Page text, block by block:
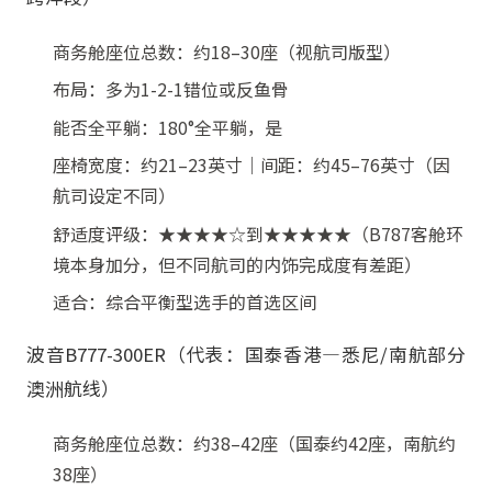
商务舱座位总数：约18–30座（视航司版型）
布局：多为1-2-1错位或反鱼骨
能否全平躺：180°全平躺，是
座椅宽度：约21–23英寸｜间距：约45–76英寸（因
航司设定不同）
舒适度评级：★★★★☆到★★★★★（B787客舱环
境本身加分，但不同航司的内饰完成度有差距）
适合：综合平衡型选手的首选区间
波音B777-300ER（代表：国泰香港—悉尼/南航部分
澳洲航线）
商务舱座位总数：约38–42座（国泰约42座，南航约
38座）